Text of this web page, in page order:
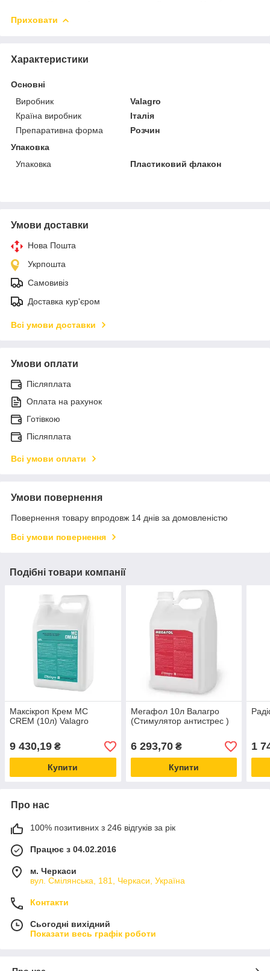
Приховати
Характеристики
Основні
Виробник
Valagro
Країна виробник
Італія
Препаративна форма
Розчин
Упаковка
Упаковка
Пластиковий флакон
Умови доставки
Нова Пошта
Укрпошта
Самовивіз
Доставка кур'єром
Всі умови доставки
Умови оплати
Післяплата
Оплата на рахунок
Готівкою
Післяплата
Всі умови оплати
Умови повернення
Повернення товару впродовж 14 днів за домовленістю
Всі умови повернення
Подібні товари компанії
Максікроп Крем MC
CREM (10л) Valagro
9 430,19 ₴
Купити
Мегафол 10л Валагро
(Стимулятор антистрес )
6 293,70₴
Купити
1
Про нас
100% позитивних з 246 відгуків за рік
Працює з 04.02.2016
м. Черкаси
вул. Смілянська, 181, Черкаси, Україна
Контакти
Сьогодні вихідний
Показати весь графік роботи